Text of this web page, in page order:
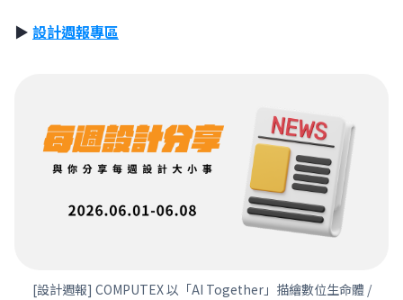
▶︎ 設計週報專區
[設計週報] COMPUTEX 以「AI Together」描繪數位生命體 /